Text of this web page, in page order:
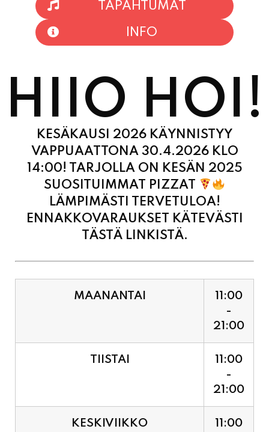
TAPAHTUMAT
INFO
HIIO HOI!
KESÄKAUSI 2026 KÄYNNISTYY
VAPPUAATTONA 30.4.2026 KLO
14:00! TARJOLLA ON KESÄN 2025
SUOSITUIMMAT PIZZAT
LÄMPIMÄSTI TERVETULOA!
ENNAKKOVARAUKSET KÄTEVÄSTI
TÄSTÄ LINKISTÄ.
MAANANTAI
11:00
-
21:00
TIISTAI
11:00
-
21:00
KESKIVIIKKO
11:00